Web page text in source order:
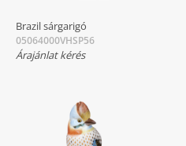
Brazil sárgarigó
05064000VHSP56
Árajánlat kérés